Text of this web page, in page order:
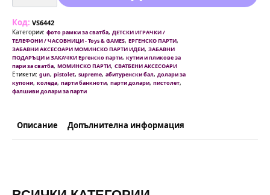
Gun
за
хвърляне
на
банкноти
+
пачка
Код: VS6442
Категории: фото рамки за сватба, ДЕТСКИ ИГРАЧКИ /
ТЕЛЕФОНИ / ЧАСОВНИЦИ - Toys & GAMES, ЕРГЕНСКО ПАРТИ,
ЗАБАВНИ АКСЕСОАРИ МОМИНСКО ПАРТИ ИДЕИ, ЗАБАВНИ
ПОДАРЪЦИ и ЗАКАЧКИ Ергенско парти, кутии и пликове за
пари за сватба, МОМИНСКО ПАРТИ, СВАТБЕНИ АКСЕСОАРИ
Етикети: gun, pistolet, supreme, абитуренски бал, долари за
купони, коледа, парти банкноти, парти долари, пистолет,
фалшиви долари за парти
Описание Допълнителна информация